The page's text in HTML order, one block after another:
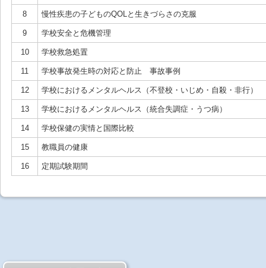
8 慢性疾患の子どものQOLと生きづらさの克服
9 学校安全と危機管理
10 学校救急処置
11 学校事故発生時の対応と防止 事故事例
12 学校におけるメンタルヘルス（不登校・いじめ・自殺・非行）
13 学校におけるメンタルヘルス（統合失調症・うつ病）
14 学校保健の実情と国際比較
15 教職員の健康
16 定期試験期間